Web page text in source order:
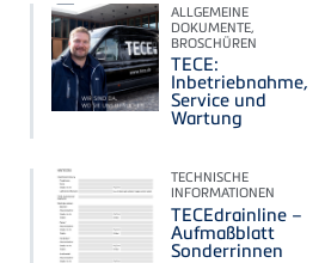
ALLGEMEINE
DOKUMENTE,
BROSCHÜREN
TECE:
Inbetriebnahme,
Service und
Wartung
TECHNISCHE
INFORMATIONEN
TECEdrainline –
Aufmaßblatt
Sonderrinnen